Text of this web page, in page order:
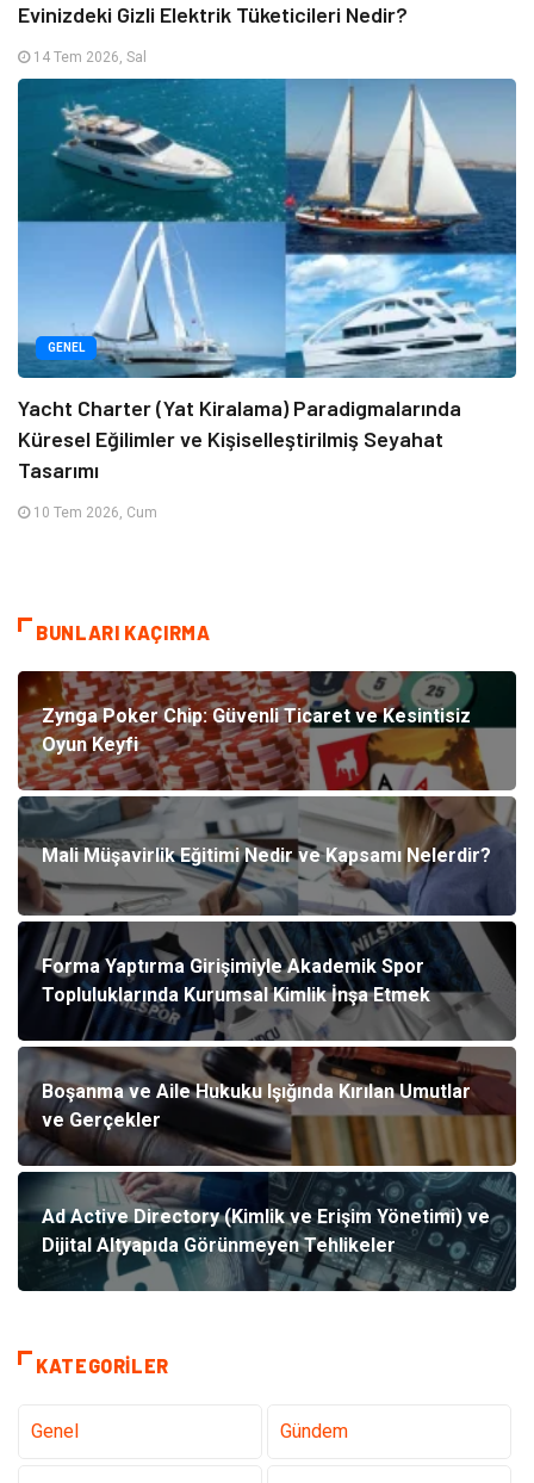
Evinizdeki Gizli Elektrik Tüketicileri Nedir?
14 Tem 2026, Sal
GENEL
Yacht Charter (Yat Kiralama) Paradigmalarında
Küresel Eğilimler ve Kişiselleştirilmiş Seyahat
Tasarımı
10 Tem 2026, Cum
BUNLARI KAÇIRMA
Zynga Poker Chip: Güvenli Ticaret ve Kesintisiz
Oyun Keyfi
Mali Müşavirlik Eğitimi Nedir ve Kapsamı Nelerdir?
Forma Yaptırma Girişimiyle Akademik Spor
Topluluklarında Kurumsal Kimlik İnşa Etmek
Boşanma ve Aile Hukuku Işığında Kırılan Umutlar
ve Gerçekler
Ad Active Directory (Kimlik ve Erişim Yönetimi) ve
Dijital Altyapıda Görünmeyen Tehlikeler
KATEGORILER
Genel Gündem